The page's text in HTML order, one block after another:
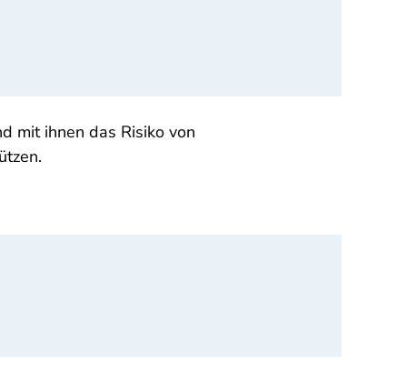
mit ihnen das Risiko von